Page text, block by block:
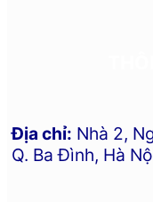
Địa chỉ: Nhà 2,
Q. Ba Đình, Hà